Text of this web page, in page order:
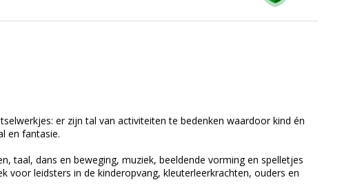
er zijn tal van activiteiten te bedenken waardoor kind én
en fantasie.
taal, dans en beweging, muziek, beeldende vorming en spelletjes
leidsters in de kinderopvang, kleuterleerkrachten, ouders en